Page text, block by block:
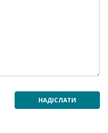
НАДІСЛАТИ